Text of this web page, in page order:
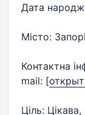
Дата
Місто:
Контактна
mail: [
Ціль: